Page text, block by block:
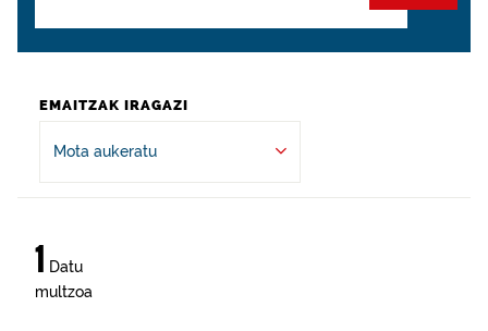
EMAITZAK IRAGAZI
Mota aukeratu
1 Datu
multzoa